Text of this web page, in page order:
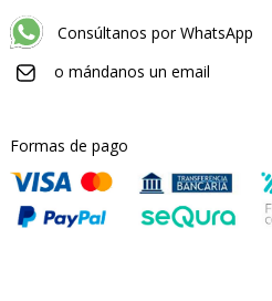
Consúltanos por WhatsApp
o mándanos un email
Formas de pago